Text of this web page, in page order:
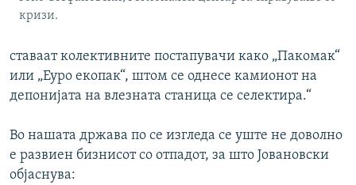
кризи.
ставаат колективните постапувачи како „Пакомак“
или „Еуро екопак“, штом се однесе камионот на
депонијата на влезната станица се селектира.“
Во нашата држава по се изгледа се уште не доволно
е развиен бизнисот со отпадот, за што Јовановски
објаснува: